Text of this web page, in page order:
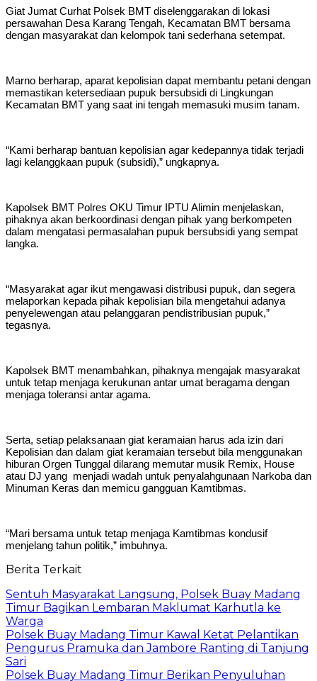
Giat Jumat Curhat Polsek BMT diselenggarakan di lokasi
persawahan Desa Karang Tengah, Kecamatan BMT bersama
dengan masyarakat dan kelompok tani sederhana setempat.
Marno berharap, aparat kepolisian dapat membantu petani dengan
memastikan ketersediaan pupuk bersubsidi di Lingkungan
Kecamatan BMT yang saat ini tengah memasuki musim tanam.
“Kami berharap bantuan kepolisian agar kedepannya tidak terjadi
lagi kelanggkaan pupuk (subsidi),” ungkapnya.
Kapolsek BMT Polres OKU Timur IPTU Alimin menjelaskan,
pihaknya akan berkoordinasi dengan pihak yang berkompeten
dalam mengatasi permasalahan pupuk bersubsidi yang sempat
langka.
“Masyarakat agar ikut mengawasi distribusi pupuk, dan segera
melaporkan kepada pihak kepolisian bila mengetahui adanya
penyelewengan atau pelanggaran pendistribusian pupuk,”
tegasnya.
Kapolsek BMT menambahkan, pihaknya mengajak masyarakat
untuk tetap menjaga kerukunan antar umat beragama dengan
menjaga toleransi antar agama.
Serta, setiap pelaksanaan giat keramaian harus ada izin dari
Kepolisian dan dalam giat keramaian tersebut bila menggunakan
hiburan Orgen Tunggal dilarang memutar musik Remix, House
atau DJ yang menjadi wadah untuk penyalahgunaan Narkoba dan
Minuman Keras dan memicu gangguan Kamtibmas.
“Mari bersama untuk tetap menjaga Kamtibmas kondusif
menjelang tahun politik,” imbuhnya.
Berita Terkait
Sentuh Masyarakat Langsung, Polsek Buay Madang
Timur Bagikan Lembaran Maklumat Karhutla ke
Warga
Polsek Buay Madang Timur Kawal Ketat Pelantikan
Pengurus Pramuka dan Jambore Ranting di Tanjung
Sari
Polsek Buay Madang Timur Berikan Penyuluhan